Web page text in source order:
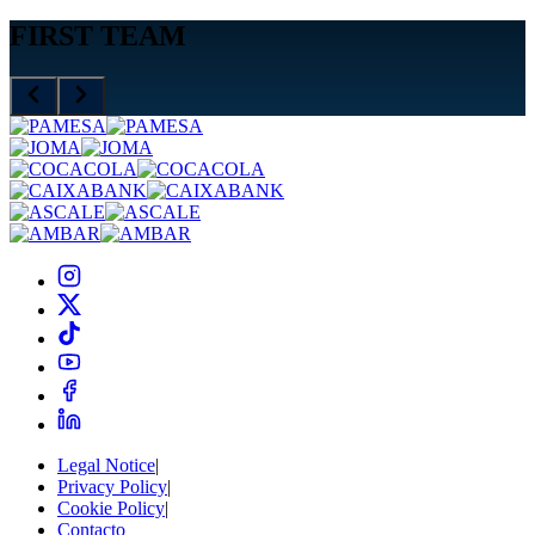
FIRST TEAM
Legal Notice|
Privacy Policy|
Cookie Policy|
Contacto